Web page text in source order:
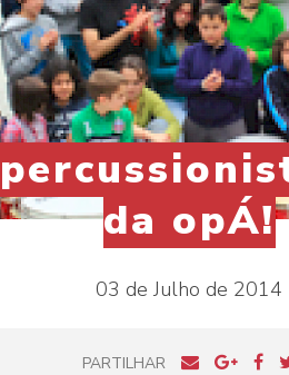
da opÁ!
03 de Julho de 2014
PARTILHAR